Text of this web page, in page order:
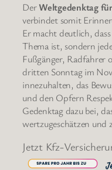
DerWeltgedenktag
verbindet somit
Er macht deutlich,
Thema ist, sondern
Fußgänger, Radfahrer
dritten Sonntag im
innezuhalten, das
und den Opfern
Gedenktag dazu bei,
wertzugeschätzen und
Jetzt Kfz-